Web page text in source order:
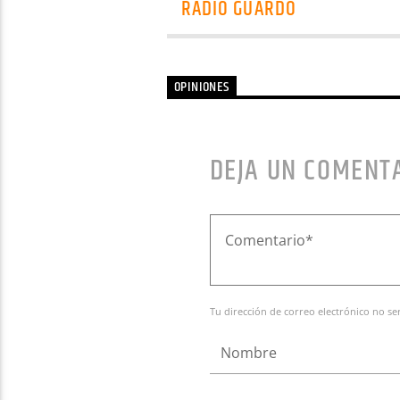
RADIO GUARDO
OPINIONES
DEJA UN
Tu dirección de correo electrónico no